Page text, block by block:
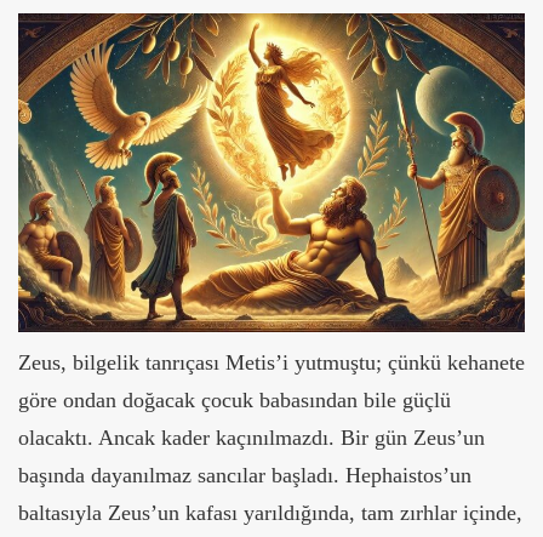
Zeus, bilgelik tanrıçası Metis’i yutmuştu; çünkü kehanete
göre ondan doğacak çocuk babasından bile güçlü
olacaktı. Ancak kader kaçınılmazdı. Bir gün Zeus’un
başında dayanılmaz sancılar başladı. Hephaistos’un
baltasıyla Zeus’un kafası yarıldığında, tam zırhlar içinde,